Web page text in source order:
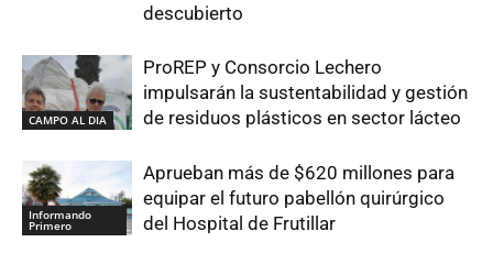
descubierto
CAMPO AL DIA
ProREP y Consorcio Lechero
impulsarán la sustentabilidad y gestión
de residuos plásticos en sector lácteo
Informando
Primero
Aprueban más de $620 millones para
equipar el futuro pabellón quirúrgico
del Hospital de Frutillar